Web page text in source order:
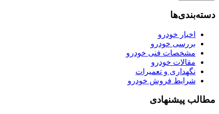
دسته‌بندی‌ها
اخبار خودرو
بررسی خودرو
مشخصات فنی خودرو
مقالات خودرو
نگهداری و تعمیرات
شرایط فروش خودرو
مطالب پیشنهادی